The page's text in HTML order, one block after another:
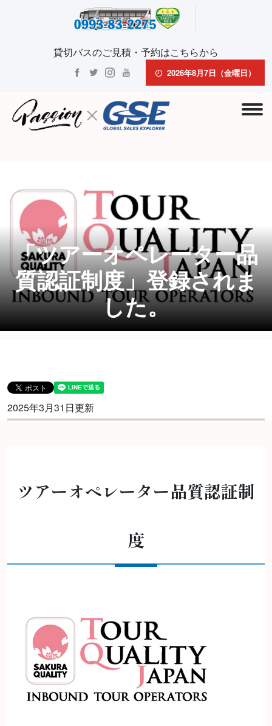
貸切バスのご見積・予約はこちらから
2026年8月7日（金曜日）
「ツアーオペレーター品
質認証制度」登録されま
した。
2025年3月31日更新
ツアーオペレーター品質認証制
度